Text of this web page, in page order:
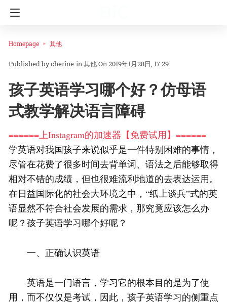
Homepage 其他
cherine in其他On 2019年1月28日, 17:29
孩子英语学习哪个好？仿母语
式教学解决语言障碍
======上Instagram的加速器【免费试用】======
学英语对我国孩子来说似乎是一件特别困难的事情，
尽管在花费了很多时间去背单词、语法之后能够取得
相对不错的成绩，但也很难流利地道的去表达运用。
在日益国际化的社会大环境之中，“纸上谈兵”式的英
语显然不符合社会发展的需求，那究竟应该怎么办
呢？孩子英语学习哪个好呢？
一、正确认识英语
英语是一门语言，学习它的根本目的是为了使
用，而不仅仅是考试，因此，孩子英语学习的侧重点